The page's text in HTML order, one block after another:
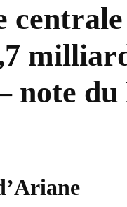
note